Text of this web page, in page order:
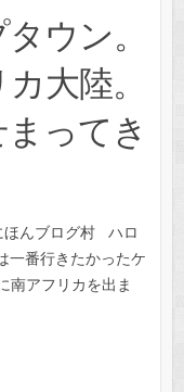
ウン。
大陸。
ってき
ほんブログ村 ハロ
一番行きたかったケ
南アフリカを出ま